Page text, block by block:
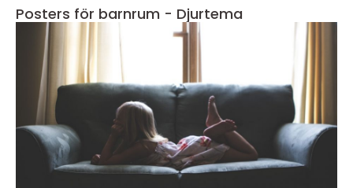
Posters för barnrum - Djurtema